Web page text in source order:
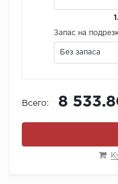
Запас на
Без запаса
Всего: 8